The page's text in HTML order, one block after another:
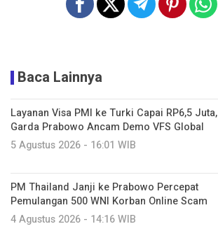
Baca Lainnya
Layanan Visa PMI ke Turki Capai RP6,5 Juta,
Garda Prabowo Ancam Demo VFS Global
5 Agustus 2026 - 16:01 WIB
PM Thailand Janji ke Prabowo Percepat
Pemulangan 500 WNI Korban Online Scam
4 Agustus 2026 - 14:16 WIB